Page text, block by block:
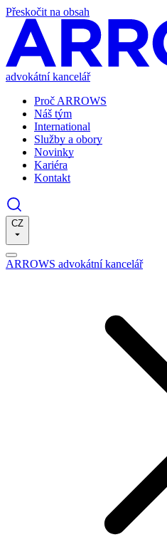
Přeskočit na obsah
advokátní kancelář
Proč ARROWS
Náš tým
International
Služby a obory
Novinky
Kariéra
Kontakt
CZ
ARROWS advokátní kancelář